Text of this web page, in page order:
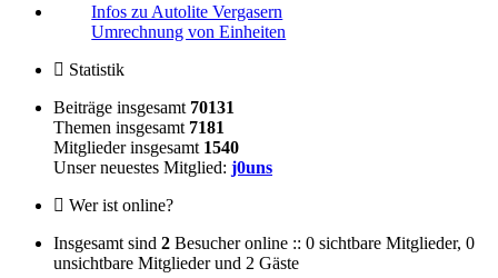
Infos zu Autolite Vergasern
Umrechnung von Einheiten
Statistik
Beiträge insgesamt 70131
Themen insgesamt 7181
Mitglieder insgesamt 1540
Unser neuestes Mitglied: j0uns
Wer ist online?
Insgesamt sind 2 Besucher online :: 0 sichtbare Mitglieder, 0
unsichtbare Mitglieder und 2 Gäste